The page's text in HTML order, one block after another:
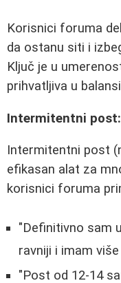
Korisnici foruma
da ostanu siti i
Ključ je u
prihvatljiva u
Intermitentni
Intermitentni post
efikasan alat za
korisnici foruma
"Definitivno sam
ravniji i imam
"Post od 12-14